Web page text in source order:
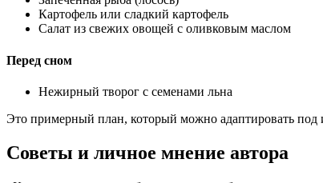
Картофель или сладкий картофель
Салат из свежих овощей с оливковым маслом
Перед сном
Нежирный творог с семенами льна
Это примерный план, который можно адаптировать под
Советы и личное мнение автора